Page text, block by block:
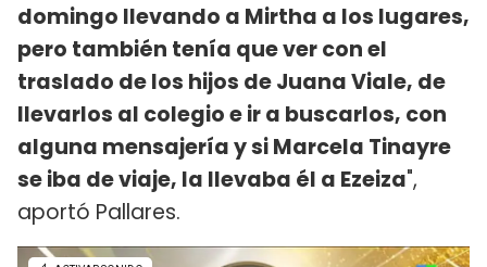
domingo llevando a Mirtha a los lugares,
pero también tenía que ver con el
traslado de los hijos de Juana Viale, de
llevarlos al colegio e ir a buscarlos, con
alguna mensajería y si Marcela Tinayre
se iba de viaje, la llevaba él a Ezeiza",
aportó Pallares.